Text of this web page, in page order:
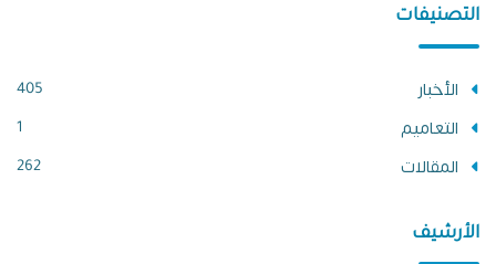
التصنيفات
الأخبار 405
التعاميم 1
المقالات 262
الأرشيف